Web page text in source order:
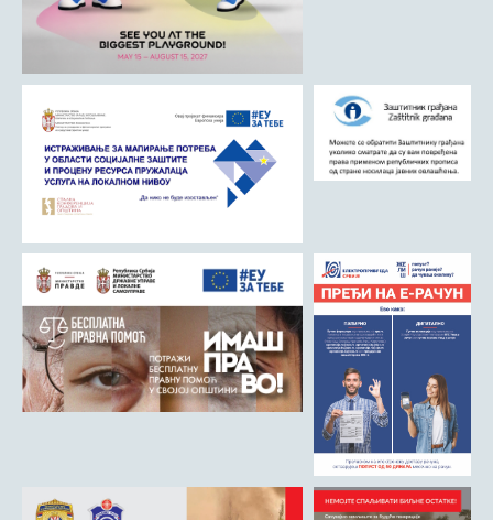
Социјална заштита
Удружењa
ГАЛЕРИЈА
Љубовија
Љубовија некад
ВЕСТИ
ТУРИЗАМ
Соко град
Римски мост
Кањон Трешњице
Манастир Св. Николај Српски